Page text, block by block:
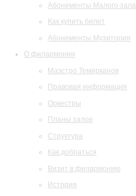
Абонементы Малого зала
Как купить билет
Абонементы Музитория
О филармонии
Маэстро Темирканов
Правовая информация
Оркестры
Планы залов
Структура
Как добраться
Визит в филармонию
История